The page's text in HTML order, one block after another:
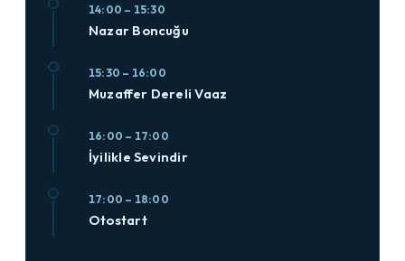
14:00 – 15:30
Nazar Boncuğu
15:30 – 16:00
Muzaffer Dereli Vaaz
16:00 – 17:00
İyilikle Sevindir
17:00 – 18:00
Otostart